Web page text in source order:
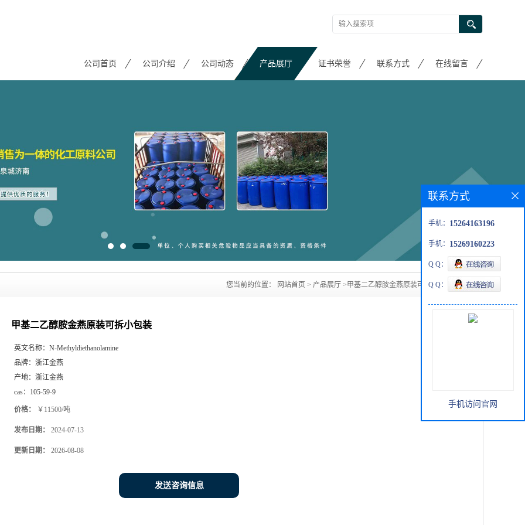
公司首页 公司介绍 公司动态 产品展厅 证书荣誉 联系方式 在线留言
您当前的位置： 网站首页 > 产品展厅 >甲基二乙醇胺金燕原装可拆小包装
甲基二乙醇胺金燕原装可拆小包装
英文名称： N-Methyldiethanolamine
品牌： 浙江金燕
产地： 浙江金燕
cas： 105-59-9
价格： ￥11500/吨
发布日期： 2024-07-13
更新日期： 2026-08-08
发送咨询信息
联系方式
手机： 15264163196
手机： 15269160223
Q Q：
Q Q：
手机访问官网